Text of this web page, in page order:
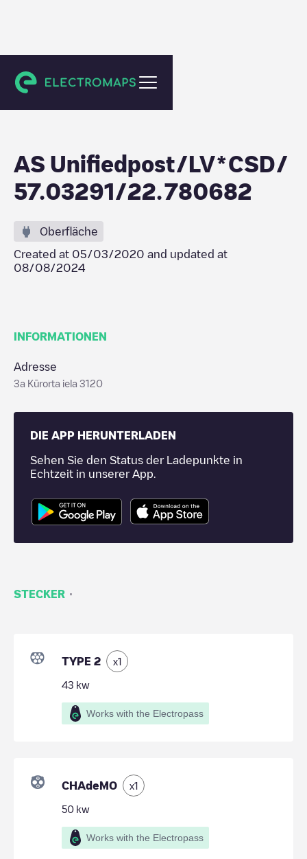
Kandava
AS Unifiedpost/LV*CSD/
57.03291/22.780682
Oberfläche
Created at 05/03/2020 and updated at
08/08/2024
INFORMATIONEN
Adresse
3a Kūrorta iela 3120
DIE APP HERUNTERLADEN
Sehen Sie den Status der Ladepunkte in
Echtzeit in unserer App.
STECKER ·
TYPE 2 x1
43 kw
Works with the Electropass
CHAdeMO x1
50 kw
Works with the Electropass